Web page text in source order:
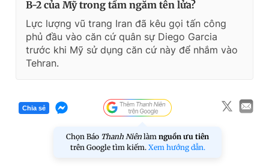
B-2 của Mỹ trong tầm ngắm tên lửa?
Lực lượng vũ trang Iran đã kêu gọi tấn công
phủ đầu vào căn cứ quân sự Diego Garcia
trước khi Mỹ sử dụng căn cứ này để nhắm vào
Tehran.
Chia sẻ
Chọn Báo Thanh Niên làm nguồn ưu tiên
trên Google tìm kiếm. Xem hướng dẫn.